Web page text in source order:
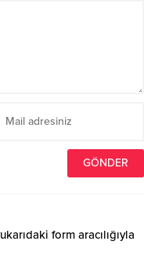
form aracılığıyla